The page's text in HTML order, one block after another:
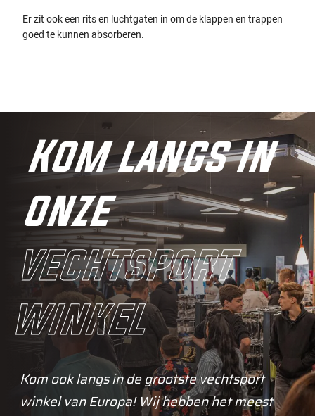
Er zit ook een rits en luchtgaten in om de klappen en trappen
goed te kunnen absorberen.
Kom langs in
onze
vechtsport
winkel
Kom ook langs in de grootste vechtsport
winkel van Europa! Wij hebben het meest